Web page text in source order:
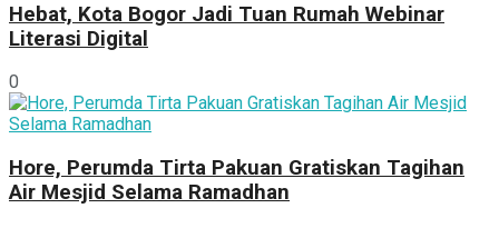
Hebat, Kota Bogor Jadi Tuan Rumah Webinar
Literasi Digital
0
Hore, Perumda Tirta Pakuan Gratiskan Tagihan
Air Mesjid Selama Ramadhan